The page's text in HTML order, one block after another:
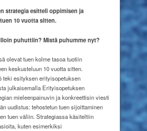
strategia
puhumme
nyt?
strategiaesitteli oppimisen ja
tuen 10 vuotta sitten.
puhuttiin?Mistä puhumme nyt?
olevat tuen kolme tasoa tuotiin
keskusteluun 10 vuotta sitten.
teki esityksen erityisopetuksen
julkaisemalla Erityisopetuksen
mieleenpainuvin ja konkreettisin viesti
uudistus: tehostetun tuen sijoittaminen
tuen väliin. Strategiassa käsiteltiin
kuten esimerkiksi